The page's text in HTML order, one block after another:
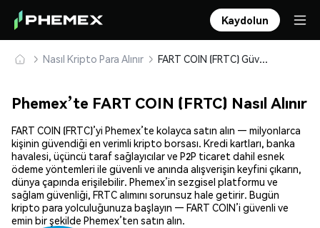
Kaydolun
Nasıl Kripto Para Alınır FART COIN (FRTC) Güvenle Satın Alın ve Saklayın
Phemex’te FART COIN (FRTC) Nasıl Alınır
FART COIN (FRTC)’yi Phemex’te kolayca satın alın — milyonlarca
kişinin güvendiği en verimli kripto borsası. Kredi kartları, banka
havalesi, üçüncü taraf sağlayıcılar ve P2P ticaret dahil esnek
ödeme yöntemleri ile güvenli ve anında alışverişin keyfini çıkarın,
dünya çapında erişilebilir. Phemex’in sezgisel platformu ve
sağlam güvenliği, FRTC alımını sorunsuz hale getirir. Bugün
kripto para yolculuğunuza başlayın — FART COIN’i güvenli ve
emin bir şekilde Phemex’ten satın alın.